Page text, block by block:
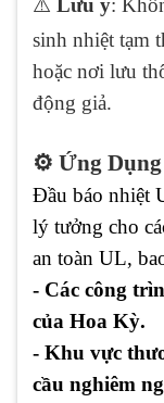
⚠️ Lưu ý:
sinh nhiệt tạm
hoặc nơi lưu
động giả.
⚙️ Ứng
Đầu báo nhiệt
lý tưởng cho
an toàn UL,
- Các công
của Hoa Kỳ.
- Khu vực
cầu nghiêm